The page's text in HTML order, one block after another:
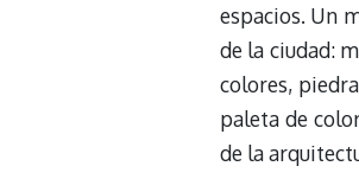
espacios. Un
de la ciudad:
colores,
paleta de
de la